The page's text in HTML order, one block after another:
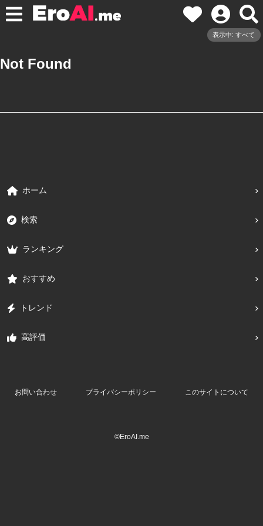
表示中: すべて
Not Found
ホーム
検索
ランキング
おすすめ
トレンド
高評価
お問い合わせ プライバシーポリシー このサイトについて
©EroAI.me